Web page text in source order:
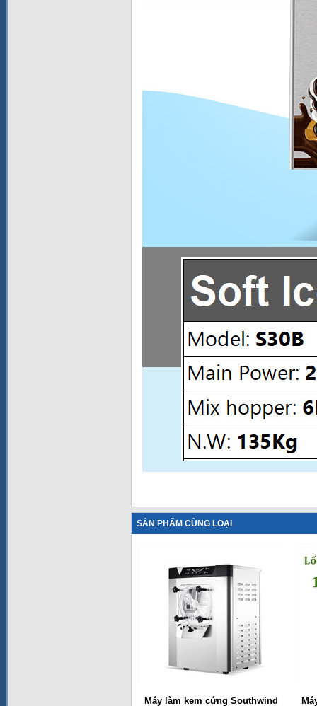
SẢN PHẨM CÙNG LOẠI
Máy làm kem cứng Southwind